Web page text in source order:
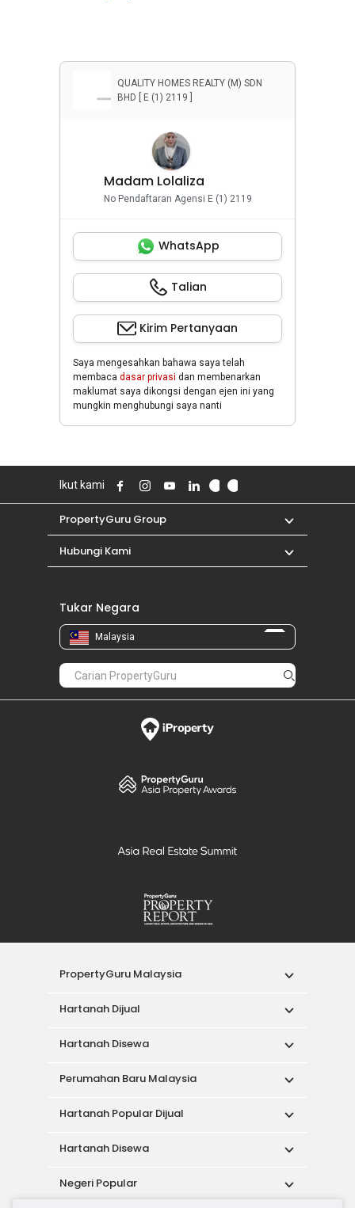
QUALITY HOMES REALTY (M) SDN
BHD [ E (1) 2119 ]
Madam Lolaliza
No Pendaftaran Agensi E (1) 2119
WhatsApp
Talian
Kirim Pertanyaan
Saya mengesahkan bahawa saya telah
membaca dasar privasi dan membenarkan
maklumat saya dikongsi dengan ejen ini yang
mungkin menghubungi saya nanti
Ikut kami
PropertyGuru Group
Hubungi Kami
Tukar Negara
Malaysia
PropertyGuru Malaysia
Hartanah Dijual
Hartanah Disewa
Perumahan Baru Malaysia
Hartanah Popular Dijual
Hartanah Disewa
Negeri Popular